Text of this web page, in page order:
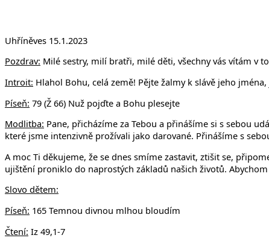
Uhříněves 15.1.2023
Pozdrav: Milé sestry, milí bratři, milé děti, všechny vás vítám v
Introit: Hlahol Bohu, celá země! Pějte žalmy k slávě jeho
Píseň: 79 (Ž 66) Nuž pojďte a Bohu plesejte
Modlitba: Pane, přicházíme za Tebou a přinášíme si s sebou
které jsme intenzivně prožívali jako darované. Přinášíme s
A moc Ti děkujeme, že se dnes smíme zastavit, ztišit se,
ujištění proniklo do naprostých základů našich životů.
Slovo dětem:
Píseň: 165 Temnou divnou mlhou bloudím
Čtení: Iz 49,1-7